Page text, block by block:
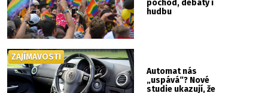
pochod, debaty i
hudbu
Automat nás
„uspává“? Nové
studie ukazují, že
ZAJÍMAVOSTI